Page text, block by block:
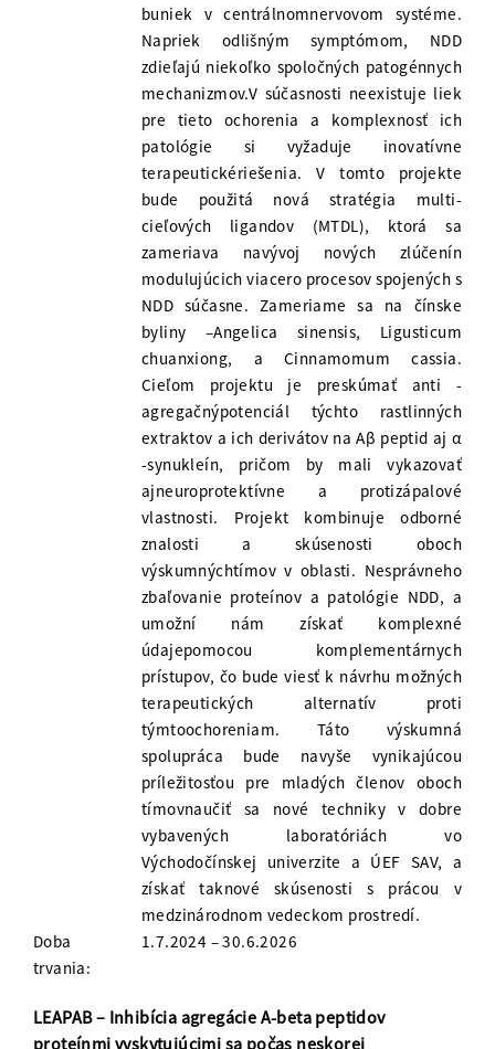
buniek v centrálnomnervovom systéme.
Napriek odlišným symptómom, NDD
zdieľajú niekoľko spoločných patogénnych
mechanizmov.V súčasnosti neexistuje liek
pre tieto ochorenia a komplexnosť ich
patológie si vyžaduje inovatívne
terapeutickériešenia. V tomto projekte
bude použitá nová stratégia multi-
cieľových ligandov (MTDL), ktorá sa
zameriava navývoj nových zlúčenín
modulujúcich viacero procesov spojených s
NDD súčasne. Zameriame sa na čínske
byliny –Angelica sinensis, Ligusticum
chuanxiong, a Cinnamomum cassia.
Cieľom projektu je preskúmať anti -
agregačnýpotenciál týchto rastlinných
extraktov a ich derivátov na Aβ peptid aj α
-synukleín, pričom by mali vykazovať
ajneuroprotektívne a protizápalové
vlastnosti. Projekt kombinuje odborné
znalosti a skúsenosti oboch
výskumnýchtímov v oblasti. Nesprávneho
zbaľovanie proteínov a patológie NDD, a
umožní nám získať komplexné
údajepomocou komplementárnych
prístupov, čo bude viesť k návrhu možných
terapeutických alternatív proti
týmtoochoreniam. Táto výskumná
spolupráca bude navyše vynikajúcou
príležitosťou pre mladých členov oboch
tímovnaučiť sa nové techniky v dobre
vybavených laboratóriách vo
Východočínskej univerzite a ÚEF SAV, a
získať taknové skúsenosti s prácou v
medzinárodnom vedeckom prostredí.
Doba
trvania:
1.7.2024 – 30.6.2026
LEAPAB – Inhibícia agregácie A-beta peptidov
proteínmi vyskytujúcimi sa počas neskorej